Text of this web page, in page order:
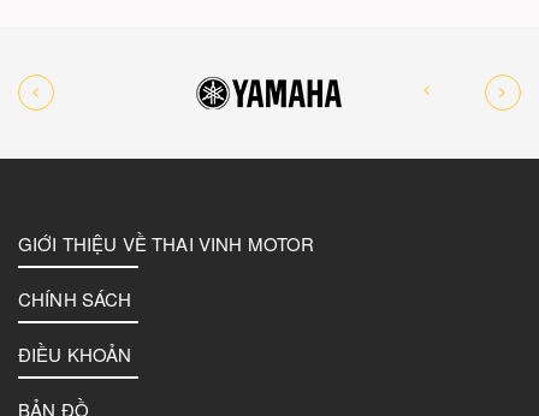
GIỚI THIỆU VỀ THAI VINH MOTOR
CHÍNH SÁCH
ĐIỀU KHOẢN
BẢN ĐỒ